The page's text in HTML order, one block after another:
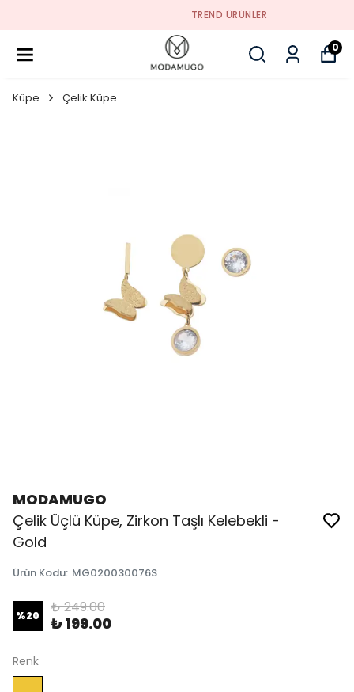
TREND ÜRÜNLER
0
Küpe Çelik Küpe
MODAMUGO
Çelik Üçlü Küpe, Zirkon Taşlı Kelebekli -
Gold
Ürün Kodu: MG020030076S
%20 ₺ 249.00
₺ 199.00
Renk